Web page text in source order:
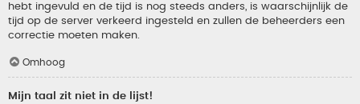
hebt ingevuld en de tijd is nog steeds anders, is waarschijnlijk de
tijd op de server verkeerd ingesteld en zullen de beheerders een
correctie moeten maken.
Omhoog
Mijn taal zit niet in de lijst!